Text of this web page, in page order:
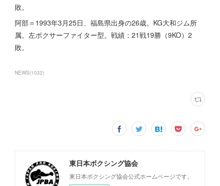
敗。
阿部＝1993年3月25日、福島県出身の26歳。KG大和ジム所
属。左ボクサーファイター型。戦績：21戦19勝（9KO）2
敗。
NEWS(1032)
東日本ボクシング協会
東日本ボクシング協会公式ホームページです。